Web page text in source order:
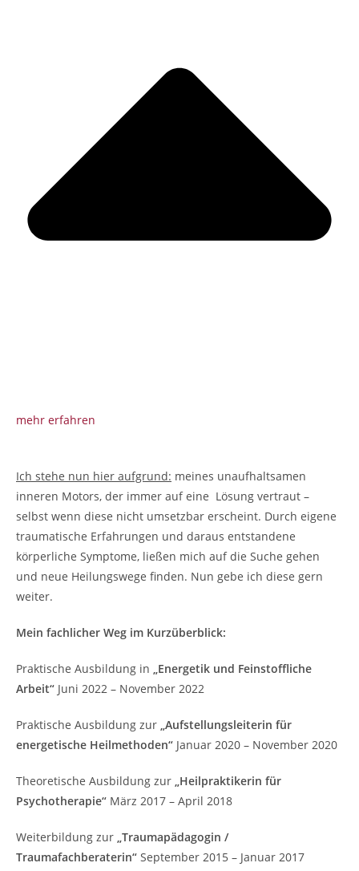
mehr erfahren
Ich stehe nun hier aufgrund: meines unaufhaltsamen
inneren Motors, der immer auf eine Lösung vertraut –
selbst wenn diese nicht umsetzbar erscheint. Durch eigene
traumatische Erfahrungen und daraus entstandene
körperliche Symptome, ließen mich auf die Suche gehen
und neue Heilungswege finden. Nun gebe ich diese gern
weiter.
Mein fachlicher Weg im Kurzüberblick:
Praktische Ausbildung in
„Energetik und Feinstoffliche
Arbeit“ Juni 2022 – November 2022
Praktische Ausbildung zur „Aufstellungsleiterin für
energetische Heilmethoden“ Januar 2020 – November 2020
Theoretische Ausbildung zur „Heilpraktikerin für
Psychotherapie“ März 2017 – April 2018
Weiterbildung zur „Traumapädagogin /
Traumafachberaterin“ September 2015 – Januar 2017